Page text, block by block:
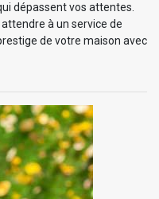
dépassent vos attentes.
attendre à un service de
de votre maison avec